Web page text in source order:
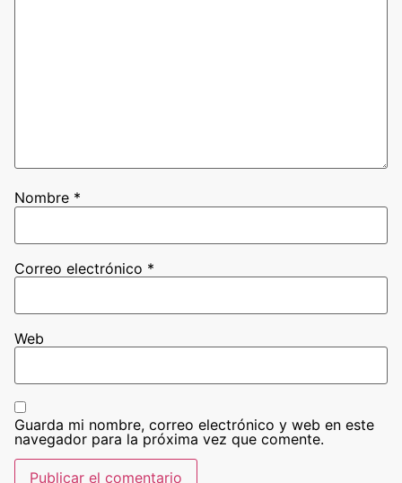
Nombre *
Correo electrónico *
Web
Guarda mi nombre, correo electrónico y web en este
navegador para la próxima vez que comente.